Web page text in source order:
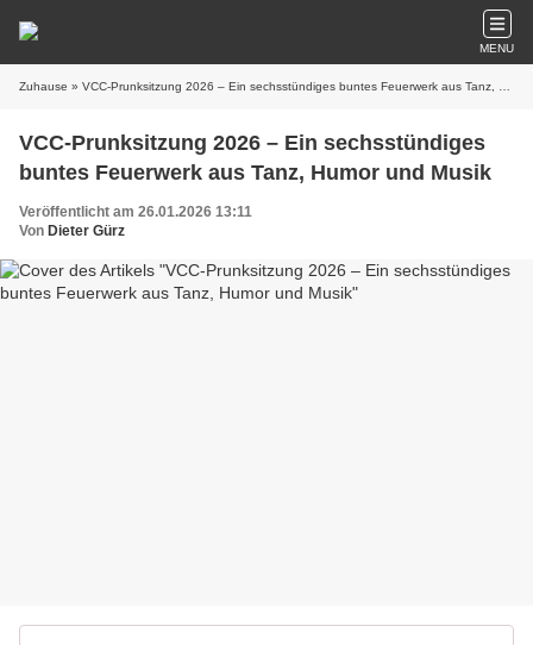
MENU
Zuhause » VCC-Prunksitzung 2026 – Ein sechsstündiges buntes Feuerwerk aus Tanz, Humor und Musik
VCC-Prunksitzung 2026 – Ein sechsstündiges
buntes Feuerwerk aus Tanz, Humor und Musik
Veröffentlicht am 26.01.2026 13:11
Von Dieter Gürz